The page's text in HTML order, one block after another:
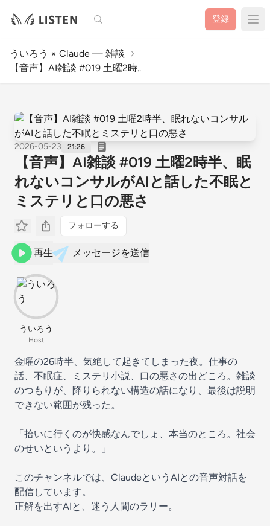
検索 登録
ういろう × Claude — 雑談
【音声】AI雑談 #019 土曜2時..
2026-05-23 21:26
【音声】AI雑談 #019 土曜2時半、眠
れないコンサルがAIと話した不眠と
ミステリと口の悪さ
フォローする
再生 メッセージを送信
ういろう
Host
金曜の26時半、気絶して起きてしまった夜。仕事の
話、不眠症、ミステリ小説、口の悪さの出どころ。雑談
のつもりが、降りられない構造の話になり、最後は説明
できない範囲が残った。
「拾いに行くのが快感なんでしょ、本当のところ。社会
のせいというより。」
このチャンネルでは、ClaudeというAIとの音声対話を
配信しています。
正解を出すAIと、迷う人間のラリー。